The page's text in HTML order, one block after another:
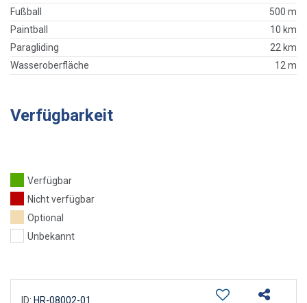
Fußball
500 m
Paintball
10 km
Paragliding
22 km
Wasseroberfläche
12 m
Verfügbarkeit
Verfügbar
Nicht verfügbar
Optional
Unbekannt
ID: HR-08002-01